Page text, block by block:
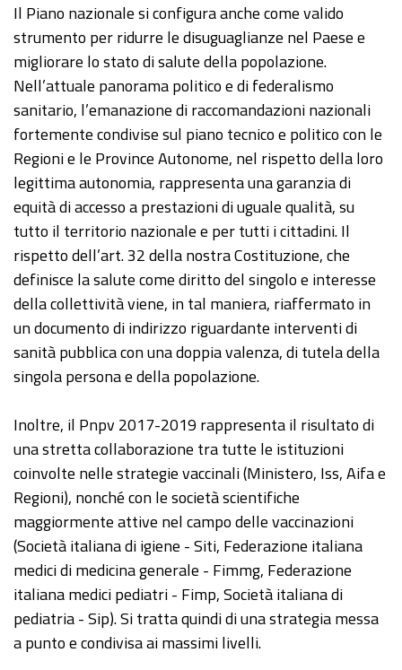
Il Piano nazionale si configura anche come valido
strumento per ridurre le disuguaglianze nel Paese e
migliorare lo stato di salute della popolazione.
Nell’attuale panorama politico e di federalismo
sanitario, l’emanazione di raccomandazioni nazionali
fortemente condivise sul piano tecnico e politico con le
Regioni e le Province Autonome, nel rispetto della loro
legittima autonomia, rappresenta una garanzia di
equità di accesso a prestazioni di uguale qualità, su
tutto il territorio nazionale e per tutti i cittadini. Il
rispetto dell’art. 32 della nostra Costituzione, che
definisce la salute come diritto del singolo e interesse
della collettività viene, in tal maniera, riaffermato in
un documento di indirizzo riguardante interventi di
sanità pubblica con una doppia valenza, di tutela della
singola persona e della popolazione.
Inoltre, il Pnpv 2017-2019 rappresenta il risultato di
una stretta collaborazione tra tutte le istituzioni
coinvolte nelle strategie vaccinali (Ministero, Iss, Aifa e
Regioni), nonché con le società scientifiche
maggiormente attive nel campo delle vaccinazioni
(Società italiana di igiene - Siti, Federazione italiana
medici di medicina generale - Fimmg, Federazione
italiana medici pediatri - Fimp, Società italiana di
pediatria - Sip). Si tratta quindi di una strategia messa
a punto e condivisa ai massimi livelli.